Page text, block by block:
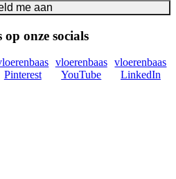
me aan
op onze socials
Pinterest
vloerenbaas
YouTube
vloerenbaas
LinkedIn